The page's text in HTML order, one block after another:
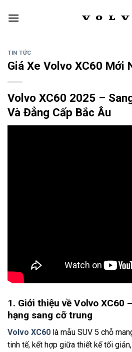
TIN TỨC
Giá Xe Volvo XC60 Mới
Volvo XC60 2025 –
Và Đẳng Cấp Bắc Âu
1. Giới thiệu về Volvo XC60
hạng sang cỡ trung
Volvo XC60 là mẫu SUV 5 chỗ
tinh tế, kết hợp giữa thiết kế tối